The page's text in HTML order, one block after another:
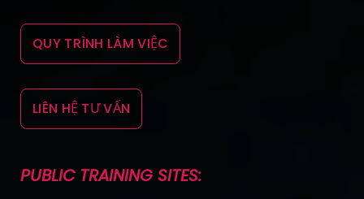
QUY TRÌNH LÀM VIỆC
LIÊN HỆ TƯ VẤN
PUBLIC TRAINING SITES: